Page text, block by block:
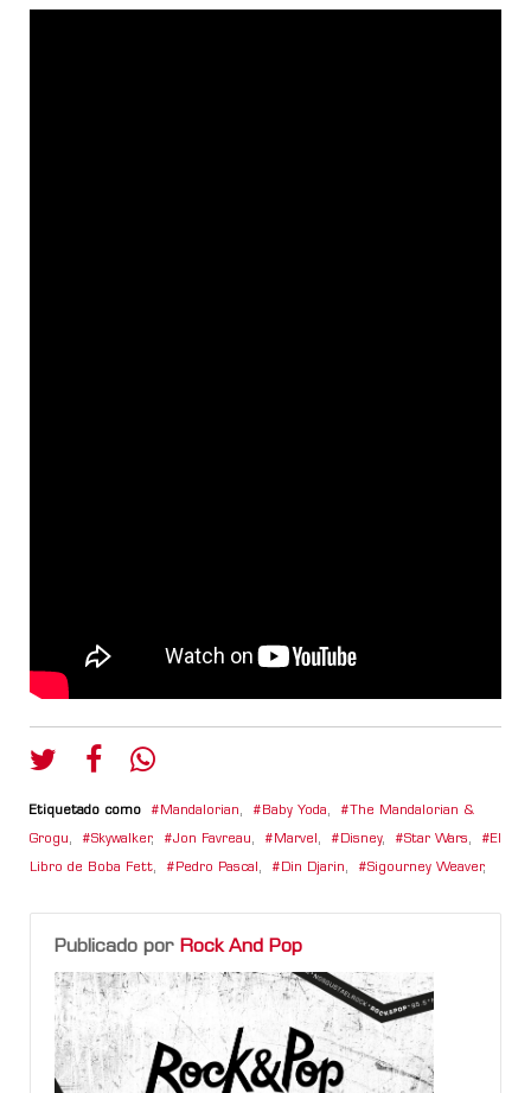
Etiquetado como Mandalorian, Baby Yoda, The Mandalorian &
Grogu, Skywalker, Jon Favreau, Marvel , Disney, Star Wars, El
Libro de Boba Fett, Pedro Pascal , Din Djarin, Sigourney Weaver,
Publicado por Rock And Pop